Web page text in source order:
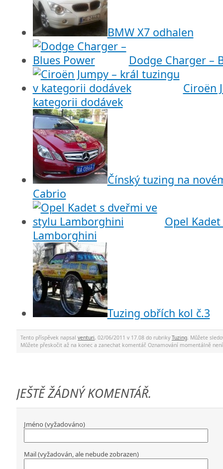
BMW X7 odhalen
Dodge Charger –
Ciroën
kategorii dodávek
Čínský tuzing na
Cabrio
Opel
Lamborghini
Tuzing obřích kol č.3
Tento příspěvek napsal venturi, 02/06/2011 v 17.08 do rubriky Tuzing. Můžete
Můžete přeskočit až na konec a zanechat komentář. Oznamování momentálně
JEŠTĚ ŽÁDNÝ KOMENTÁŘ.
Jméno (vyžadováno)
Mail (vyžadován, ale nebude zobrazen)